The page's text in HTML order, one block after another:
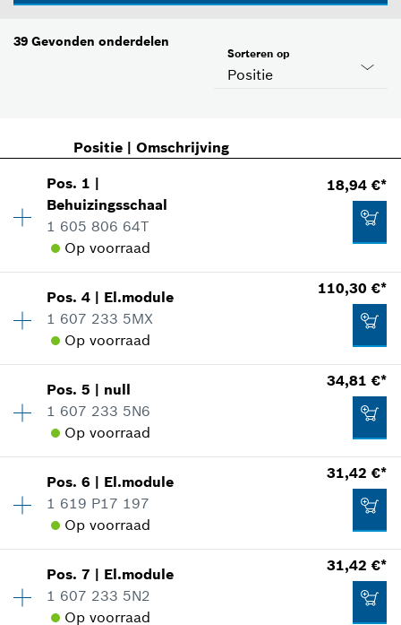
39 Gevonden onderdelen
Positie
Sorteren op
Positie| Omschrijving
Pos. 1 |
Behuizingsschaal
1 605 806 64T
Op voorraad
18,94 €*
Prijsgroep:29
reserveonderdelen informatie
18,94 €*
*Prijs incl. BTW
Aan winkelwagen toevoegen
Pos.4 | El.module
1 607 233 5MX
Op voorraad
110,30 €*
Prijsgroep:45
reserveonderdelen informatie
110,30 €*
*Prijs incl. BTW
Pos.5 | null
1 607 233 5N6
Op voorraad
34,81 €*
Beschikbaarheid 1
Prijsgroep :34
reserveonderdelen informatie
Toepassingsinstructie
In weergave tonen
Pos.6 | El.module
1 619 P17 197
Op voorraad
31,42 €*
Beschikbaarheid 1
Prijsgroep :33
reserveonderdelen informatie
Pos.7 | El.module
1 607 233 5N2
Op voorraad
31,42 €*